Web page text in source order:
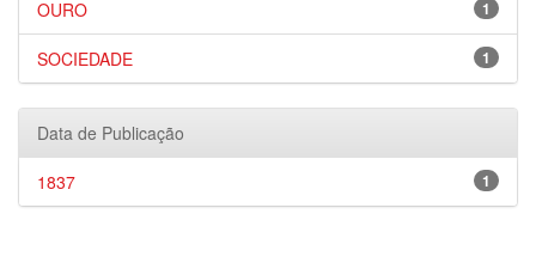
1
OURO
1
SOCIEDADE
Data de Publicação
1
1837